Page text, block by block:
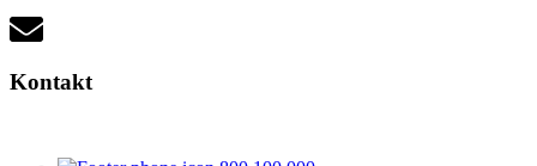
Kontakt